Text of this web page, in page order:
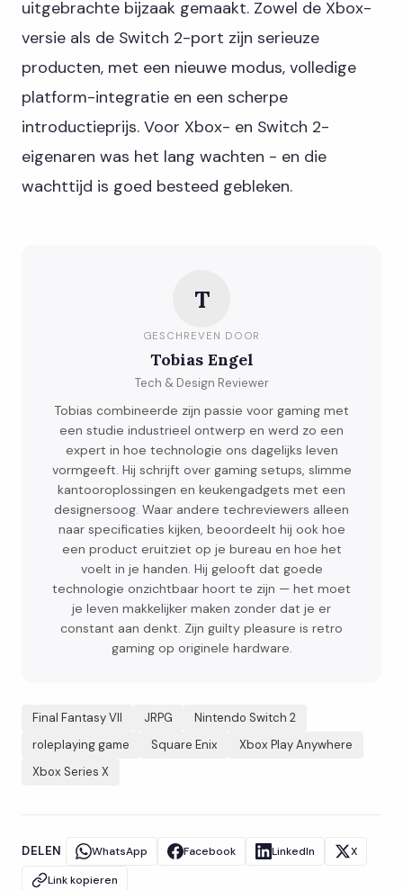
uitgebrachte bijzaak gemaakt. Zowel de Xbox-
versie als de Switch 2-port zijn serieuze
producten, met een nieuwe modus, volledige
platform-integratie en een scherpe
introductieprijs. Voor Xbox- en Switch 2-
eigenaren was het lang wachten - en die
wachttijd is goed besteed gebleken.
T
GESCHREVEN DOOR
Tobias Engel
Tech & Design Reviewer
Tobias combineerde zijn passie voor gaming met
een studie industrieel ontwerp en werd zo een
expert in hoe technologie ons dagelijks leven
vormgeeft. Hij schrijft over gaming setups, slimme
kantooroplossingen en keukengadgets met een
designersoog. Waar andere techreviewers alleen
naar specificaties kijken, beoordeelt hij ook hoe
een product eruitziet op je bureau en hoe het
voelt in je handen. Hij gelooft dat goede
technologie onzichtbaar hoort te zijn — het moet
je leven makkelijker maken zonder dat je er
constant aan denkt. Zijn guilty pleasure is retro
gaming op originele hardware.
Final Fantasy VII JRPG
Nintendo Switch 2
roleplaying game
Square Enix
Xbox Play Anywhere
Xbox Series X
DELEN WhatsApp Facebook LinkedIn
X
Link kopieren